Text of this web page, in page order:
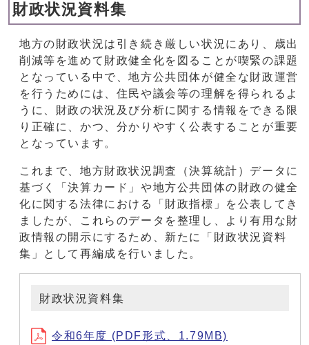
財政状況資料集
地方の財政状況は引き続き厳しい状況にあり、歳出
削減等を進めて財政健全化を図ることが喫緊の課題
となっている中で、地方公共団体が健全な財政運営
を行うためには、住民や議会等の理解を得られるよ
うに、財政の状況及び分析に関する情報をできる限
り正確に、かつ、分かりやすく公表することが重要
となっています。
これまで、地方財政状況調査（決算統計）データに
基づく「決算カード」や地方公共団体の財政の健全
化に関する法律における「財政指標」を公表してき
ましたが、これらのデータを整理し、より有用な財
政情報の開示にするため、新たに「財政状況資料
集」として再編成を行いました。
財政状況資料集
令和6年度 (PDF形式、1.79MB)